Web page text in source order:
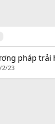
pháp trải
2/23